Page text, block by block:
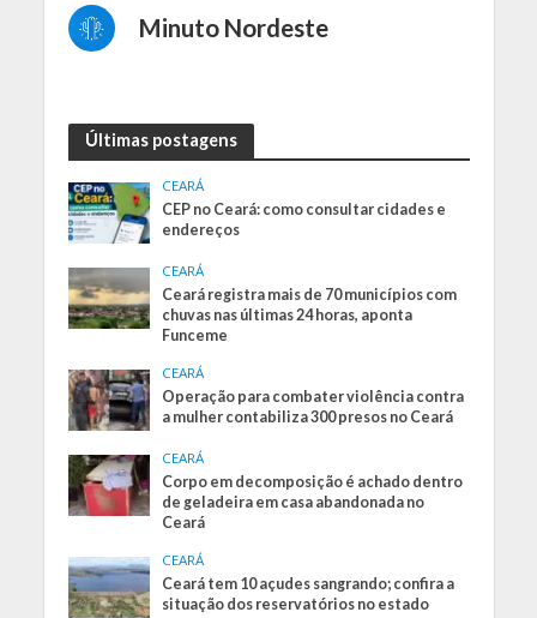
Minuto Nordeste
Últimas postagens
CEARÁ
CEP no Ceará: como consultar cidades e
endereços
CEARÁ
Ceará registra mais de 70 municípios com
chuvas nas últimas 24 horas, aponta
Funceme
CEARÁ
Operação para combater violência contra
a mulher contabiliza 300 presos no Ceará
CEARÁ
Corpo em decomposição é achado dentro
de geladeira em casa abandonada no
Ceará
CEARÁ
Ceará tem 10 açudes sangrando; confira a
situação dos reservatórios no estado